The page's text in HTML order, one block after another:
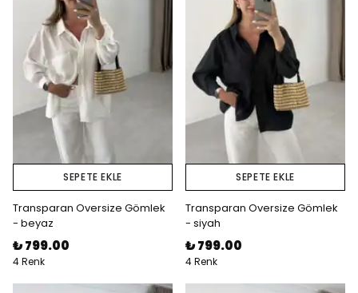
SEPETE EKLE
Transparan Oversize Gömlek
- beyaz
₺ 799.00
4 Renk
SEPETE EKLE
Transparan Oversize Gömlek
- siyah
₺ 799.00
4 Renk